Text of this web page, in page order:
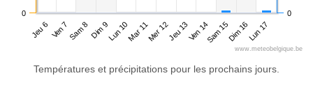
Jeu 6 Ven 7Sam 8Dim 9Lun 10Mar 11Mer 12Jeu 13Ven 14Sam 15Dim 16Lun 17
0 0
www.meteobelgique.be
Températures et précipitations pour les prochains jours.